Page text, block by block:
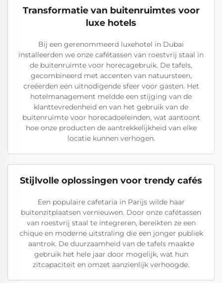
Transformatie van buitenruimtes voor
luxe hotels
Bij een gerenommeerd luxehotel in Dubai
installeerden we onze cafétassen van roestvrij staal in
de buitenruimte voor horecagebruik. De tafels,
gecombineerd met accenten van natuursteen,
creëerden een uitnodigende sfeer voor gasten. Het
hotelmanagement meldde een stijging van de
klanttevredenheid en van het gebruik van de
buitenruimte voor horecadoeleinden, wat aantoont
hoe onze producten de aantrekkelijkheid van elke
locatie kunnen verhogen.
Stijlvolle oplossingen voor trendy cafés
Een populaire cafetaria in Parijs wilde haar
buitenzitplaatsen vernieuwen. Door onze cafétassen
van roestvrij staal te integreren, bereikten ze een
chique en moderne uitstraling die een jonger publiek
aantrok. De duurzaamheid van de tafels maakte
gebruik het hele jaar door mogelijk, wat hun
zitcapaciteit en omzet aanzienlijk verhoogde.